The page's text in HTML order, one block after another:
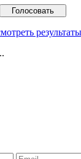
результаты